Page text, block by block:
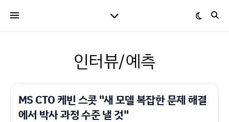
인터뷰/예측
MS CTO 케빈 스콧 "새 모델 복잡한 문제 해결
에서 박사 과정 수준 낼 것"